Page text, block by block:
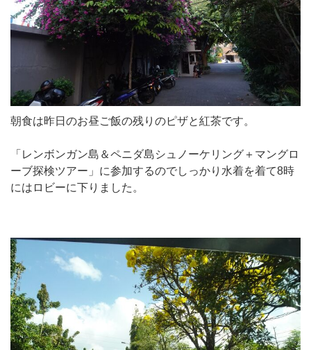
朝食は昨日のお昼ご飯の残りのピザと紅茶です。
「レンボンガン島＆ペニダ島シュノーケリング＋マングロ
ーブ探検ツアー」に参加するのでしっかり水着を着て8時
にはロビーに下りました。